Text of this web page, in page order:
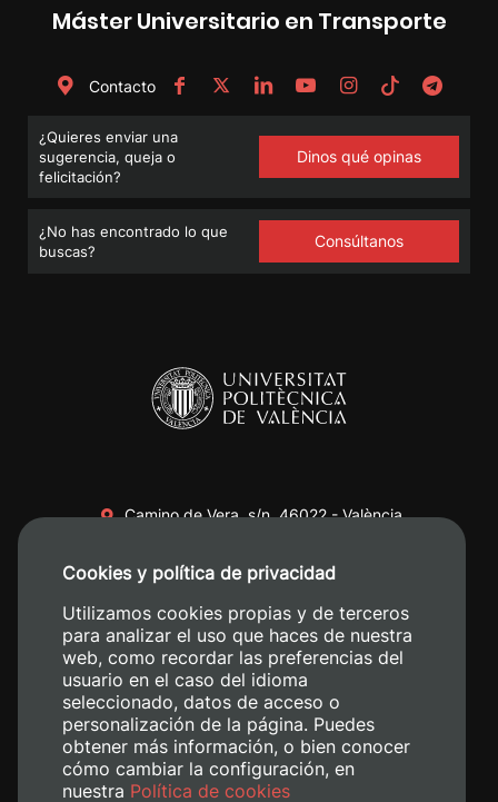
Máster Universitario en Transporte
Contacto
¿Quieres enviar una
sugerencia, queja o
felicitación?
Dinos qué opinas
¿No has encontrado lo que
buscas?
Consúltanos
Camino de Vera, s/n. 46022 - València
+34 620 04 00 50
Cookies y política de privacidad
Utilizamos cookies propias y de terceros
para analizar el uso que haces de nuestra
web, como recordar las preferencias del
usuario en el caso del idioma
seleccionado, datos de acceso o
personalización de la página. Puedes
obtener más información, o bien conocer
cómo cambiar la configuración, en
nuestra Política de cookies